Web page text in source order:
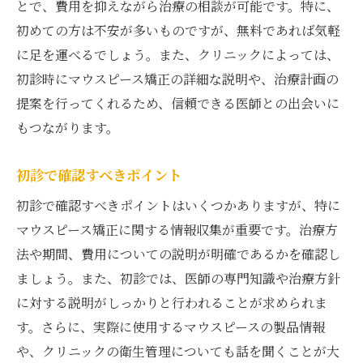
とで、費用を抑えながら治療の相談が可能です。特に、
初めての方は不安が多いものですが、無料であれば気軽
に足を運べるでしょう。また、クリニックによっては、
初診時にマウスピース矯正の詳細な説明や、治療計画の
提案を行ってくれるため、信頼できる医師との出会いに
もつながります。
初診で確認すべきポイント
初診で確認すべきポイントはいくつかありますが、特に
マウスピース矯正に関する情報収集が重要です。治療方
法や期間、費用についての説明が明確であるかを確認し
ましょう。また、初診では、医師の専門知識や治療方針
に対する説明がしっかりと行われることが求められま
す。さらに、実際に使用するマウスピースの製品情報
や、クリニックの衛生管理についても話を聞くことが大